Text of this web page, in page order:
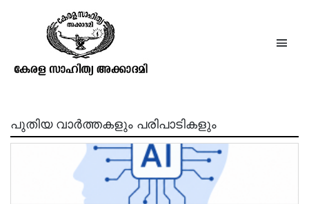
The heritage of Aisa
പുതിയ വാർത്തകളും പരിപാടികളും